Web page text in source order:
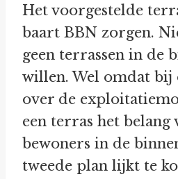
Het voorgestelde
baart BBN zorgen.
geen terrassen in de
willen. Wel omdat bij
over de
een terras het belang
bewoners in de
tweede plan lijkt te